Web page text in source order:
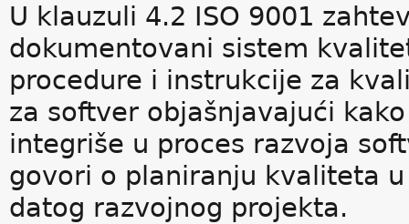
U klauzuli 4.2 ISO 9001
dokumentovani sistem
procedure i instrukcije za
za softver objašnjavajući
integriše u proces razvoja
govori o planiranju kvaliteta
datog razvojnog projekta.